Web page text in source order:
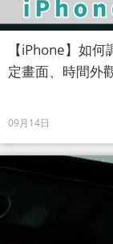
【iPhone】如
定畫面、時間外
09月14日